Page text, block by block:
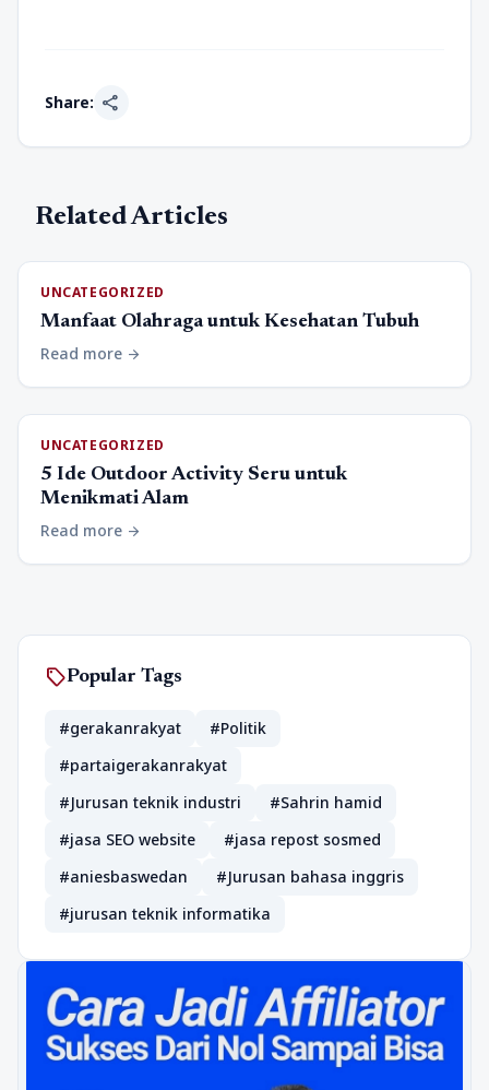
Share: share
Related Articles
UNCATEGORIZED
Manfaat Olahraga untuk Kesehatan Tubuh
Read more arrow_forward
UNCATEGORIZED
5 Ide Outdoor Activity Seru untuk
Menikmati Alam
Read more arrow_forward
sellPopular Tags
#gerakanrakyat
#Politik
#partaigerakanrakyat
#Jurusan teknik industri
#Sahrin hamid
#jasa SEO website
#jasa repost sosmed
#aniesbaswedan
#Jurusan bahasa inggris
#jurusan teknik informatika